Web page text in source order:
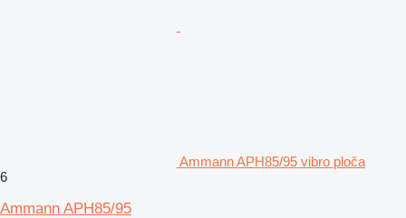
Ammann APH85/95 vibro ploča
6
Ammann APH85/95